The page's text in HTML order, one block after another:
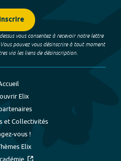
vous consentez à recevoir notre lettre
pouvez vous désinscrire à tout moment
via les liens de désinscription.
Elix
et Collectivités
vous !
Elix